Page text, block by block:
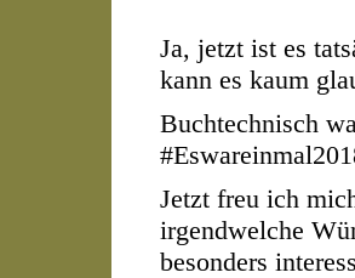
Ja, jetzt ist es
kann es kaum
Buchtechnisch
Jetzt freu ich
irgendwelche
besonders